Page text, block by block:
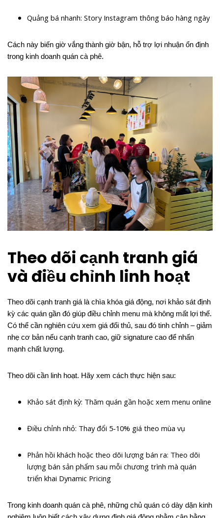
Quảng bá nhanh: Story Instagram thông báo hàng ngày
Cách này biến giờ vắng thành giờ bận, hỗ trợ lợi nhuận ổn định
trong kinh doanh quán cà phê.
Theo dõi cạnh tranh giá
và điều chỉnh linh hoạt
Theo dõi cạnh tranh giá là chìa khóa giá động, nơi khảo sát định
kỳ các quán gần đó giúp điều chỉnh menu mà không mất lợi thế.
Có thể cần nghiên cứu xem giá đối thủ, sau đó tinh chỉnh – giảm
nhẹ cơ bản nếu cạnh tranh cao, giữ signature cao để nhấn
mạnh chất lượng.
Theo dõi cần linh hoạt. Hãy xem cách thực hiện sau:
Khảo sát định kỳ: Thăm quán gần hoặc xem menu online
Điều chỉnh nhỏ: Thay đổi 5-10% giá theo mùa vụ
Phản hồi khách hoặc theo dõi lượng bán ra: Theo dõi
lượng bán sản phẩm sau mỗi chương trình mà quán
triển khai Dynamic Pricing
Trong kinh doanh quán cà phê, những chủ quán có dày dặn kinh